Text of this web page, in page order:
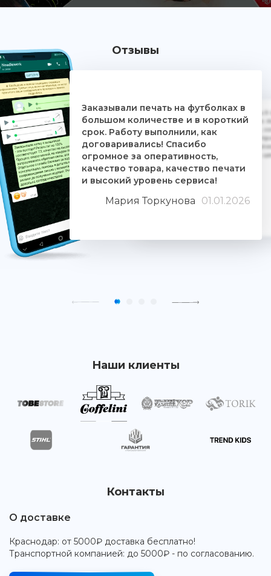
Отзывы
Заказывали печать на футболках в
большом количестве и в короткий
срок. Работу выполнили, как
договаривались! Спасибо
огромное за оперативность,
качество товара, качество печати
и высокий уровень сервиса!
Мария Торкунова 01.01.2026
Дочке на 18-летие решили заказать
ребятам. Времени было всего сутки.
взялись за работу, сделали макеты,
Огромное им спасибо. Дочка была
знают свое дело и отдаются ему
людьми. Качество печати
Наши клиенты
Контакты
О доставке
Краснодар: от 5000₽ доставка бесплатно!
Транспортной компанией: до 5000₽ - по согласованию.